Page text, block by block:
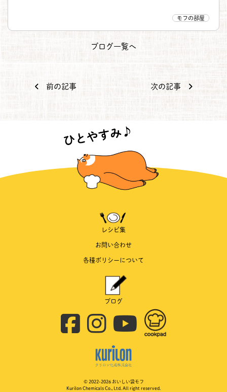
モフの部屋
ブログ一覧へ
投稿ナビゲーション
前の記事 次の記事
レシピ集
お問い合わせ
各種ポリシーについて
ブログ
© 2022- 2026 おいしい袋モフ
Kurilon Chemicals Co., Ltd. All right reserved.